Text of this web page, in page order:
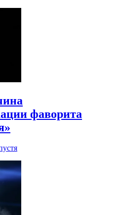
фаворита